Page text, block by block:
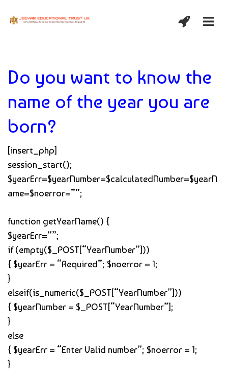
Do you want to know the
name of the year you are
born?
[insert_php]
session_start();
$yearErr=$yearNumber=$calculatedNumber=$yearN
ame=$noerror=””;
function getYearName() {
$yearErr=””;
if (empty($_POST[“YearNumber”]))
{ $yearErr = “Required”; $noerror = 1;
}
elseif(is_numeric($_POST[“YearNumber”]))
{ $yearNumber = $_POST[“YearNumber”];
}
else
{ $yearErr = “Enter Valid number”; $noerror = 1;
}